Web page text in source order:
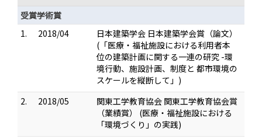
受賞学術賞
1.
2018/04
日本建築学会 日本建築学会賞（論文）
(「医療・福祉施設における利用者本
位の建築計画に関する一連の研究 -環
境行動、施設計画、制度と 都市環境の
スケールを縦断して」)
2.
2018/05
関東工学教育協会 関東工学教育協会賞
（業績賞） (医療・福祉施設における
「環境づくり」の実践)